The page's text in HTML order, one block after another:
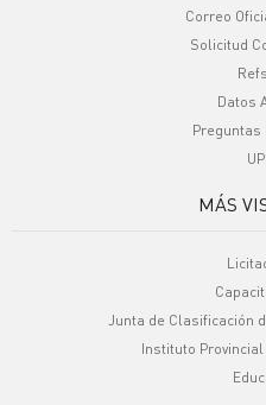
Correo
Solicitud
Datos
Preguntas
MÁS
Junta de Clasificación
Instituto Provincial